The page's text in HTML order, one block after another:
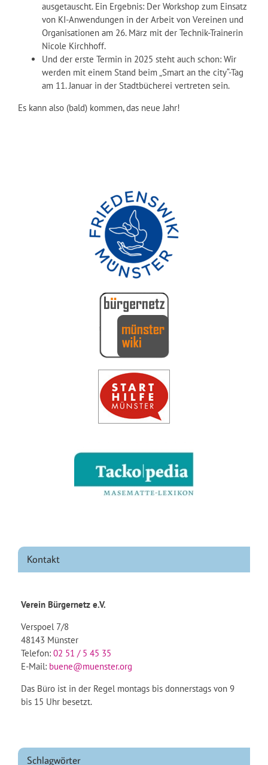
ausgetauscht. Ein Ergebnis: Der Workshop zum Einsatz
von KI-Anwendungen in der Arbeit von Vereinen und
Organisationen am 26. März mit der Technik-Trainerin
Nicole Kirchhoff.
Und der erste Termin in 2025 steht auch schon: Wir
werden mit einem Stand beim „Smart an the city“-Tag
am 11. Januar in der Stadtbücherei vertreten sein.
Es kann also (bald) kommen, das neue Jahr!
Kontakt
Verein Bürgernetz e.V.
Verspoel 7/8
48143 Münster
Telefon: 02 51 / 5 45 35
E-Mail: buene@muenster.org
Das Büro ist in der Regel montags bis donnerstags von 9
bis 15 Uhr besetzt.
Schlagwörter